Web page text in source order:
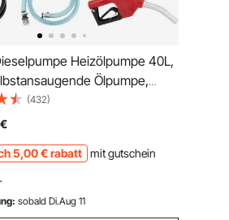
Heizölpumpe 40L,
Ölpumpe,
Motordrehzahl
Selbstansaugend, 20
Kraftstoff-Umfüllpumpe,
Automatik Pumpe für
(432)
€
5,00€rabatt mit gutschein
sobald Di.Aug 11